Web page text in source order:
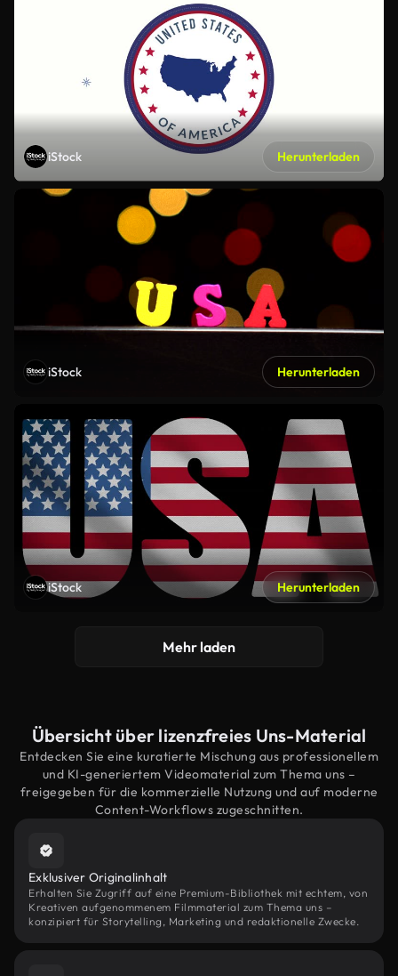
iStock Herunterladen
iStock Herunterladen
iStock Herunterladen
Mehr laden
Übersicht über lizenzfreies Uns-Material
Entdecken Sie eine kuratierte Mischung aus professionellem
und KI-generiertem Videomaterial zum Thema uns –
freigegeben für die kommerzielle Nutzung und auf moderne
Content-Workflows zugeschnitten.
Exklusiver Originalinhalt
Erhalten Sie Zugriff auf eine Premium-Bibliothek mit echtem, von
Kreativen aufgenommenem Filmmaterial zum Thema uns –
konzipiert für Storytelling, Marketing und redaktionelle Zwecke.